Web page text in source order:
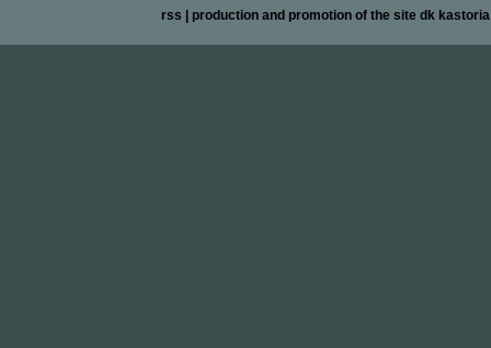
rss | production and promotion of the site dk